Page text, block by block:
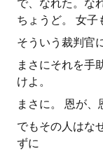
で、なれた。な
ちょうど。 女子
そういう裁判官
まさにそれを手
けよ。
まさに。 恩が、
でもその人はな
ずに